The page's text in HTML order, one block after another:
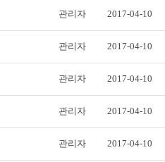
관리자 2017-04-10
관리자 2017-04-10
관리자 2017-04-10
관리자 2017-04-10
관리자 2017-04-10